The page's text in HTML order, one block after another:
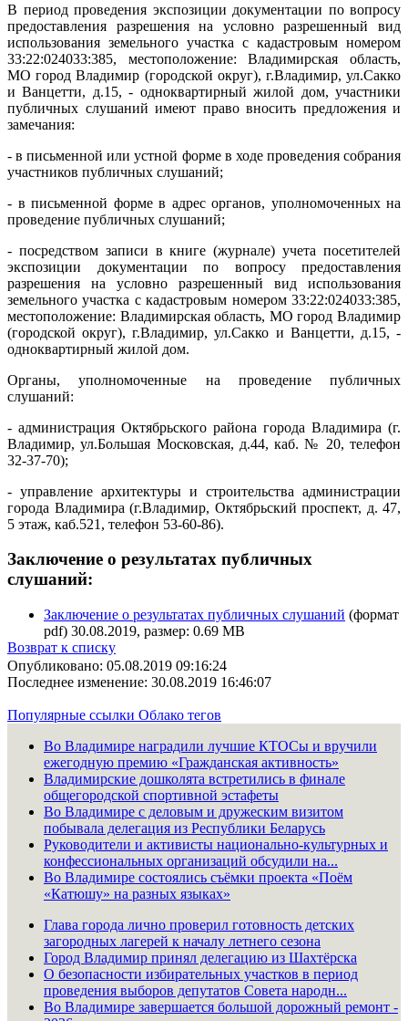
В период проведения экспозиции документации по вопросу
предоставления разрешения на условно разрешенный вид
использования земельного участка с кадастровым номером
33:22:024033:385, местоположение: Владимирская область,
МО город Владимир (городской округ), г.Владимир, ул.Сакко
и Ванцетти, д.15, - одноквартирный жилой дом, участники
публичных слушаний имеют право вносить предложения и
замечания:
- в письменной или устной форме в ходе проведения собрания
участников публичных слушаний;
- в письменной форме в адрес органов, уполномоченных на
проведение публичных слушаний;
- посредством записи в книге (журнале) учета посетителей
экспозиции документации по вопросу предоставления
разрешения на условно разрешенный вид использования
земельного участка с кадастровым номером 33:22:024033:385,
местоположение: Владимирская область, МО город Владимир
(городской округ), г.Владимир, ул.Сакко и Ванцетти, д.15, -
одноквартирный жилой дом.
Органы, уполномоченные на проведение публичных
слушаний:
- администрация Октябрьского района города Владимира (г.
Владимир, ул.Большая Московская, д.44, каб. № 20, телефон
32-37-70);
- управление архитектуры и строительства администрации
города Владимира (г.Владимир, Октябрьский проспект, д. 47,
5 этаж, каб.521, телефон 53-60-86).
Заключение о результатах публичных
слушаний:
Заключение о результатах публичных слушаний (формат
pdf) 30.08.2019, размер: 0.69 MB
Возврат к списку
Опубликовано: 05.08.2019 09:16:24
Последнее изменение: 30.08.2019 16:46:07
Популярные ссылки Облако тегов
Во Владимире наградили лучшие КТОСы и вручили
ежегодную премию «Гражданская активность»
Владимирские дошколята встретились в финале
общегородской спортивной эстафеты
Во Владимире с деловым и дружеским визитом
побывала делегация из Республики Беларусь
Руководители и активисты национально-культурных и
конфессиональных организаций обсудили на...
Во Владимире состоялись съёмки проекта «Поём
«Катюшу» на разных языках»
Глава города лично проверил готовность детских
загородных лагерей к началу летнего сезона
Город Владимир принял делегацию из Шахтёрска
О безопасности избирательных участков в период
проведения выборов депутатов Совета народн...
Во Владимире завершается большой дорожный ремонт -